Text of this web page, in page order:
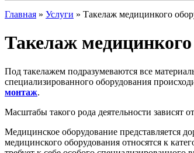
Главная » Услуги » Такелаж медицинкого
Такелаж
Под такелажем подразумеваются все
специализированного оборудования
монтаж.
Масштабы такого рода деятельности зависят
Медицинское оборудование представляется
медицинского оборудования относятся к